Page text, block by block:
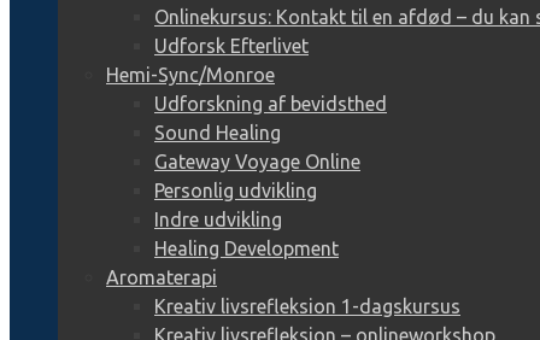
Onlinekursus: Kontakt til en afdød – du kan
Udforsk Efterlivet
Hemi-Sync/Monroe
Udforskning af bevidsthed
Sound Healing
Gateway Voyage Online
Personlig udvikling
Indre udvikling
Healing Development
Aromaterapi
Kreativ livsrefleksion 1-dagskursus
Kreativ livsrefleksion – onlineworkshop